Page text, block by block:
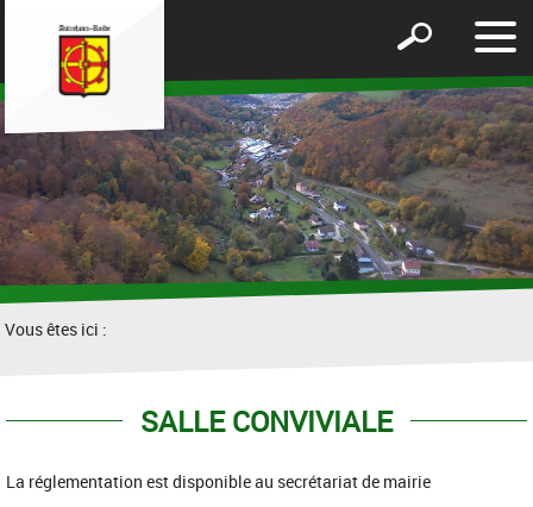
le
Afficher
formulaire
de
recherche
Vous êtes ici :
SALLE CONVIVIALE
La réglementation est disponible au secrétariat de mairie